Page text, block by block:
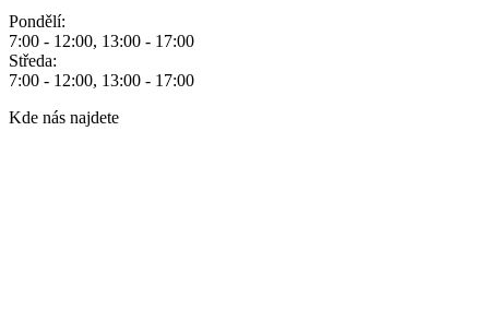
Pondělí:
7:00 - 12:00, 13:00 - 17:00
Středa:
7:00 - 12:00, 13:00 - 17:00
Kde nás najdete